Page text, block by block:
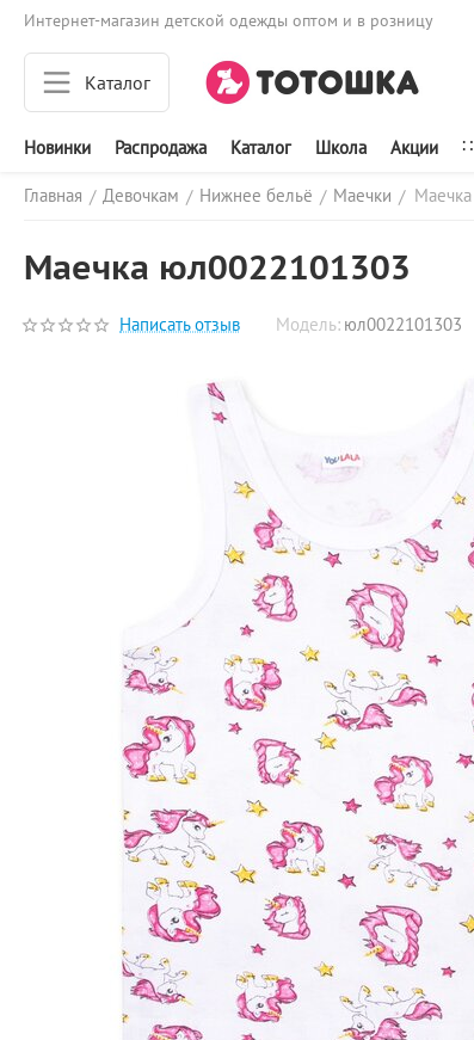
Интернет-магазин детской одежды оптом и в розницу
Каталог
Новинки Распродажа Каталог Школа Акции ∷
Главная / Девочкам / Нижнее бельё / Маечки / Маечка
Маечка юл0022101303
Написать отзыв Модель: юл0022101303